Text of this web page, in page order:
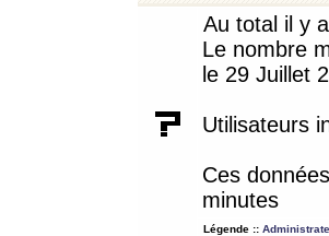
Au total il y a
Le nombre
le 29 Juillet
Utilisateurs
Ces
minutes
Légende ::